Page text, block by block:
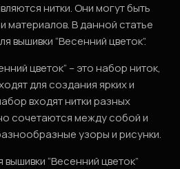
нитки. Они могут быть
материалов. В данной статье
вышивки “Весенний цветок”.
цветок” – это набор ниток,
для создания ярких и
входят нитки разных
сочетаются между собой и
узоры и рисунки.
“Весенний цветок”